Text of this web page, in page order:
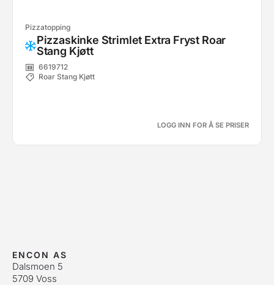
Pizzatopping
Pizzaskinke Strimlet Extra Fryst Roar
Stang Kjøtt
6619712
Roar Stang Kjøtt
LOGG INN FOR Å SE PRISER
ENCON AS
Dalsmoen 5
5709 Voss